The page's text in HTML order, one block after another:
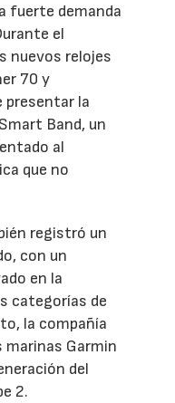
fuerte demanda
el
nuevos relojes
70 y
presentar la
Band, un
al
que no
registró un
con un
en la
categorías de
la compañía
marinas Garmin
del
2.